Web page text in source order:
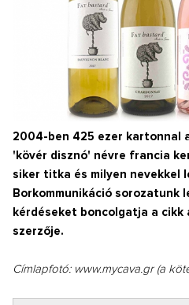
2004-ben 425 ezer kartonnal
'kövér disznó' névre francia
siker titka és milyen nevekkel
Borkommunikáció sorozatunk
kérdéseket boncolgatja a cikk
szerzője.
Címlapfotó: www.mycava.gr (a